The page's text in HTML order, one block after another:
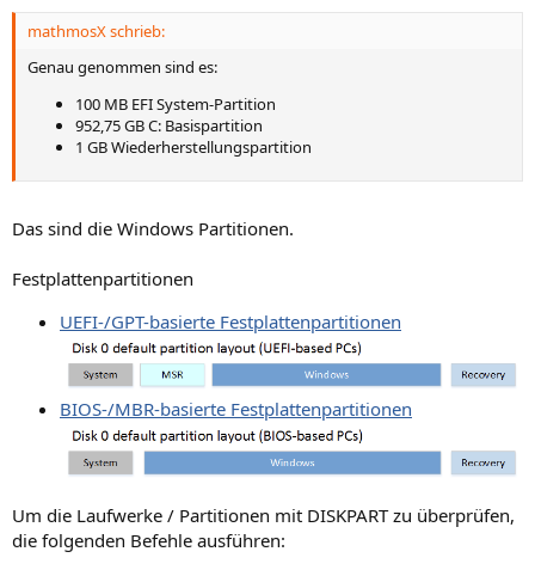
n
mathmosX schrieb:
Genau genommen sind es:
100 MB EFI System-Partition
952,75 GB C: Basispartition
1 GB Wiederherstellungspartition
Das sind die Windows Partitionen.
Festplattenpartitionen
UEFI-/GPT-basierte Festplattenpartitionen
BIOS-/MBR-basierte Festplattenpartitionen
Um die Laufwerke / Partitionen mit DISKPART zu überprüfen,
die folgenden Befehle ausführen: